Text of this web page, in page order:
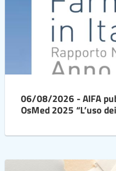
06/08/2026 - AIFA
OsMed 2025 “L’uso